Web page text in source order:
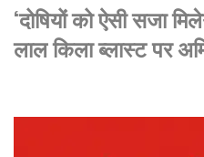
‘दोषियों को ऐसी सजा
लाल किला ब्लास्ट पर